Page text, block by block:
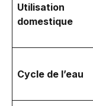
Utilisation
domestique
Cycle de l’eau